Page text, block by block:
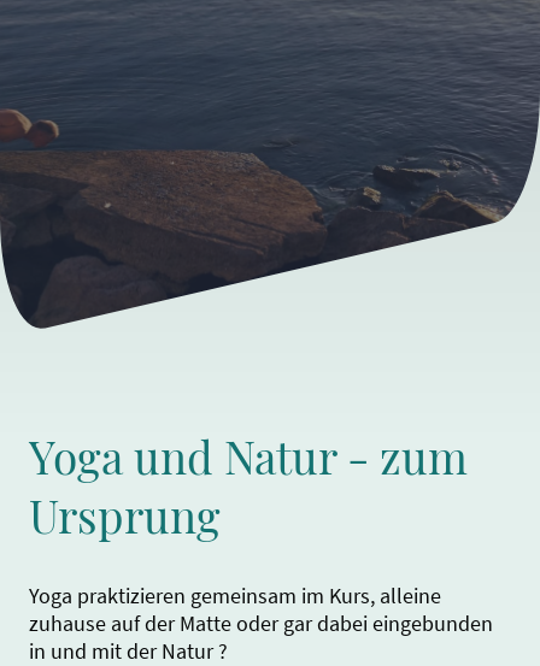
Yoga und Natur - zum
Ursprung
Yoga praktizieren gemeinsam im Kurs, alleine
zuhause auf der Matte oder gar dabei eingebunden
in und mit der Natur ?